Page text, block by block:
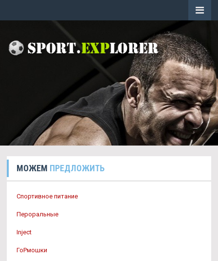
МОЖЕМ ПРЕДЛОЖИТЬ
Спортивное питание
Пероральные
Inject
ГоРмошки